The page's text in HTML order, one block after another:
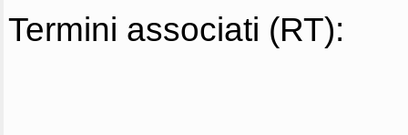
Termini associati (RT):